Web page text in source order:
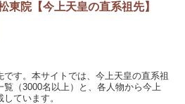
東院【今上天皇の直系祖先】
す。本サイトでは、今上天皇の直系祖
（3000名以上）と、各人物から今上
ています。